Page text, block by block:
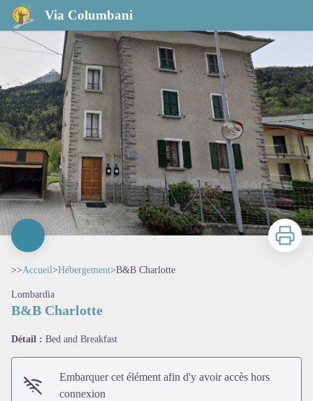
Via Columbani
B&B Charlotte
Imprimer
>>Accueil>Hébergement>B&B Charlotte
Lombardia
B&B Charlotte
Détail : Bed and Breakfast
Embarquer cet élément afin d'y avoir accès hors
connexion